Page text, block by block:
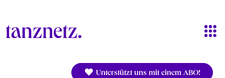
Unterstützt uns mit einem ABO!